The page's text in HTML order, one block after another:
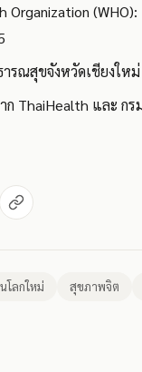
Organization
รณสุขจังหวัดเชียงใหม่
ก ThaiHealth และ ก
โลกใหม่ สุขภาพจิต